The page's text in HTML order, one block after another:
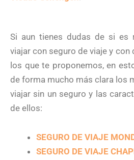
Si aun tienes dudas de si es
viajar con seguro de viaje y con
los que te proponemos, en
de forma mucho más clara los
viajar sin un seguro y las
de ellos:
SEGURO DE VIAJE
SEGURO DE VIAJE